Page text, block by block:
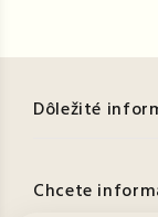
Dôležité
Chcete